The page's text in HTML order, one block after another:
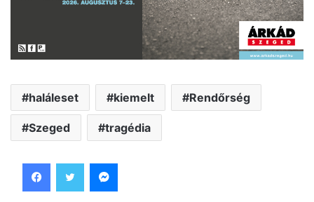
haláleset kiemelt Rendőrség
Szeged tragédia